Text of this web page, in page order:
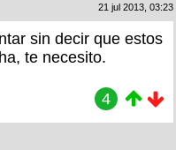
21 jul 2013, 03:23
sin decir que estos
te necesito.
4